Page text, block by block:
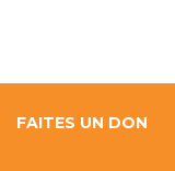
FAITES UN DON